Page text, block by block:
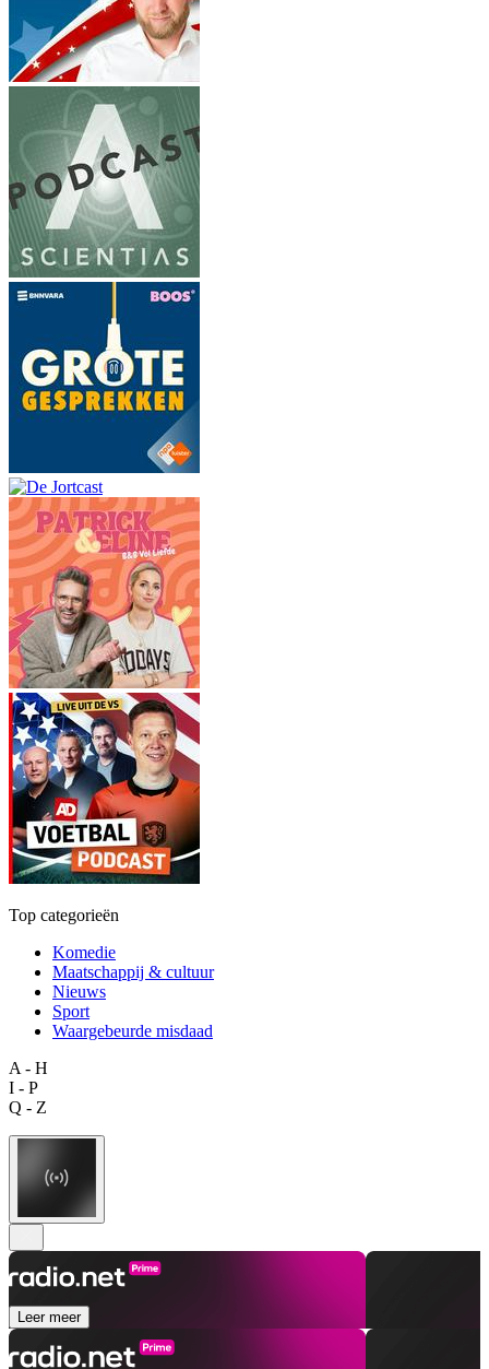
Top categorieën
Komedie
Maatschappij & cultuur
Nieuws
Sport
Waargebeurde misdaad
A - H
I - P
Q - Z
Leer meer